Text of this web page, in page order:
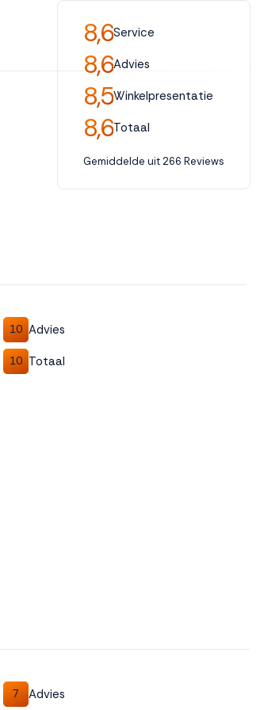
8,6Service
8,6Advies
8,5Winkelpresentatie
8,6Totaal
Gemiddelde uit 266 Reviews
10 Advies
10 Totaal
7 Advies